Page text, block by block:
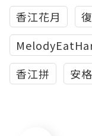
香江花月
香江拼
安